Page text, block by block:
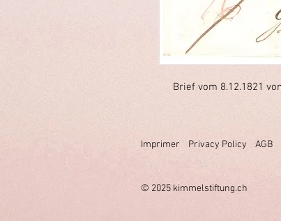
Brief vom 8.12.1821
Imprimer Privacy Policy AGB
©